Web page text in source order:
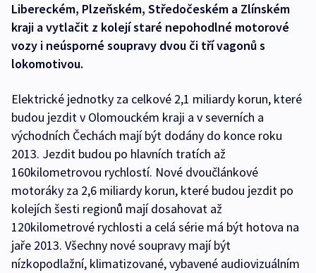
Libereckém, Plzeňském, Středočeském a Zlínském
kraji a vytlačit z kolejí staré nepohodlné motorové
vozy i neúsporné soupravy dvou či tří vagonů s
lokomotivou.
Elektrické jednotky za celkové 2,1 miliardy korun, které
budou jezdit v Olomouckém kraji a v severních a
východních Čechách mají být dodány do konce roku
2013. Jezdit budou po hlavních tratích až
160kilometrovou rychlostí. Nové dvoučlánkové
motoráky za 2,6 miliardy korun, které budou jezdit po
kolejích šesti regionů mají dosahovat až
120kilometrové rychlosti a celá série má být hotova na
jaře 2013. Všechny nové soupravy mají být
nízkopodlažní, klimatizované, vybavené audiovizuálním